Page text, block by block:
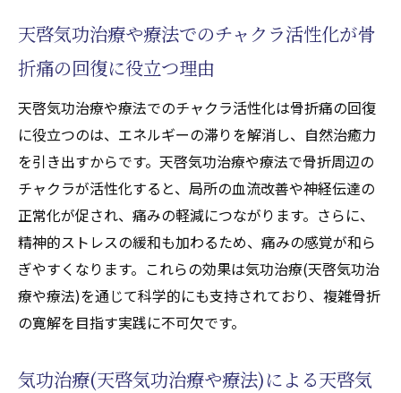
天啓気功治療や療法でのチャクラ活性化が骨
折痛の回復に役立つ理由
天啓気功治療や療法でのチャクラ活性化は骨折痛の回復
に役立つのは、エネルギーの滞りを解消し、自然治癒力
を引き出すからです。天啓気功治療や療法で骨折周辺の
チャクラが活性化すると、局所の血流改善や神経伝達の
正常化が促され、痛みの軽減につながります。さらに、
精神的ストレスの緩和も加わるため、痛みの感覚が和ら
ぎやすくなります。これらの効果は気功治療(天啓気功治
療や療法)を通じて科学的にも支持されており、複雑骨折
の寛解を目指す実践に不可欠です。
気功治療(天啓気功治療や療法)による天啓気